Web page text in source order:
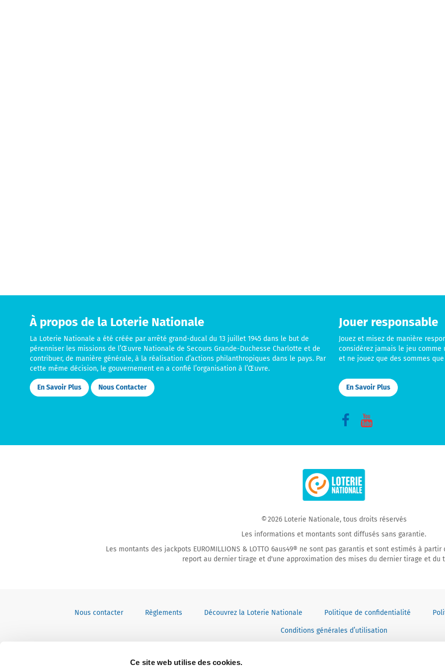
Ce site web utilise des cookies.
À propos de la Loterie Nationale
La Loterie Nationale a été créée par arrêté grand-ducal du 13 juillet 1945 dans le but de
pérenniser les missions de l’Œuvre Nationale de Secours Grande-Duchesse Charlotte et de
contribuer, de manière générale, à la réalisation d’actions philanthropiques dans le pays. Par
cette même décision, le gouvernement en a confié l’organisation à l’Œuvre.
En Savoir Plus Nous Contacter
Jouer responsable
Jouez et misez de manière
considérez jamais le jeu comme
et ne jouez que des sommes
En Savoir Plus
Connect
on
Facebook
Connect
© 2026 Loterie Nationale, tous droits réservés
Les informations et montants sont diffusés sans garantie.
Les montants des jackpots EUROMILLIONS & LOTTO 6aus49® ne sont pas garantis et sont estimés à
report au dernier tirage et d'une approximation des mises du dernier tirage et du
Nous contacter Règlements Découvrez la Loterie Nationale Politique de confidentialité
Conditions générales d’utilisation